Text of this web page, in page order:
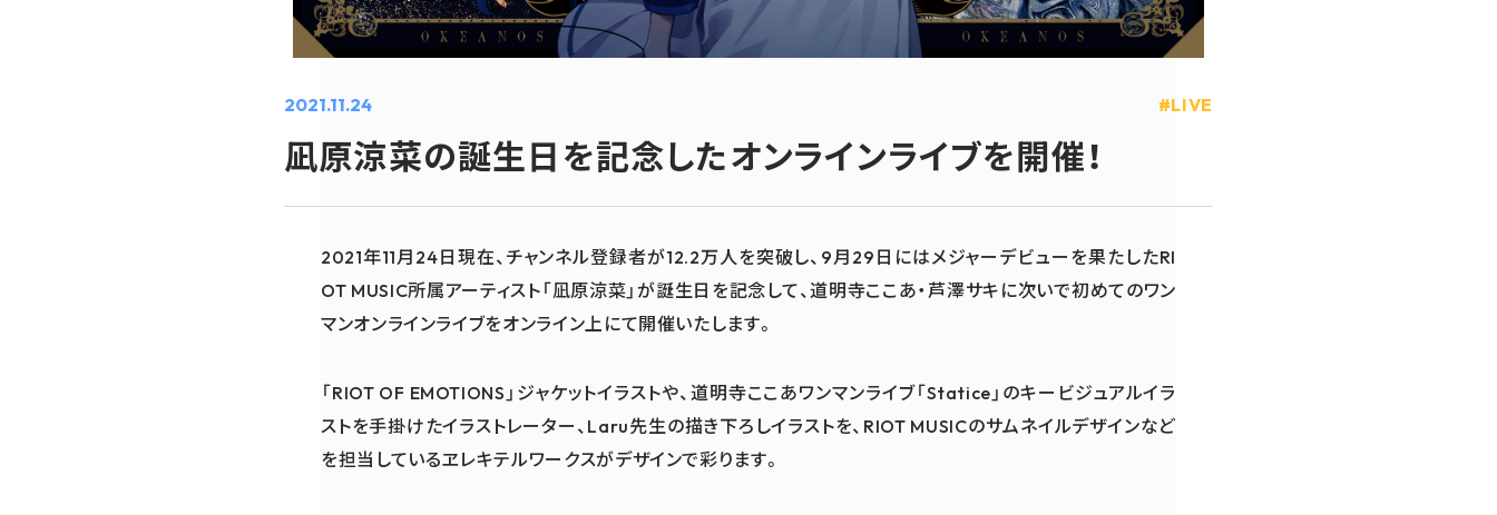
2021.11.24 LIVE
凪原涼菜の誕生日を記念したオンラインライブを開催！
2021年11月24日現在、チャンネル登録者が12.2万人を突破し、9月29日にはメジャーデビューを果たしたRI
OT MUSIC所属アーティスト「凪原涼菜」が誕生日を記念して、道明寺ここあ・芦澤サキに次いで初めてのワン
マンオンラインライブをオンライン上にて開催いたします。
「RIOT OF EMOTIONS」ジャケットイラストや、道明寺ここあワンマンライブ「Statice」のキービジュアルイラ
ストを手掛けたイラストレーター、Laru先生の描き下ろしイラストを、RIOT MUSICのサムネイルデザインなど
を担当しているヱレキテルワークスがデザインで彩ります。